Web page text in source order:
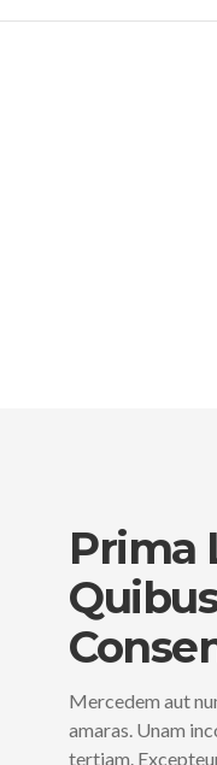
Prima
Mercedem aut
amaras. Unam
tertiam.